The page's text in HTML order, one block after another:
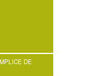
DE